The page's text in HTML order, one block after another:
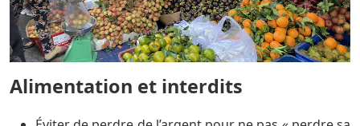
Alimentation et interdits